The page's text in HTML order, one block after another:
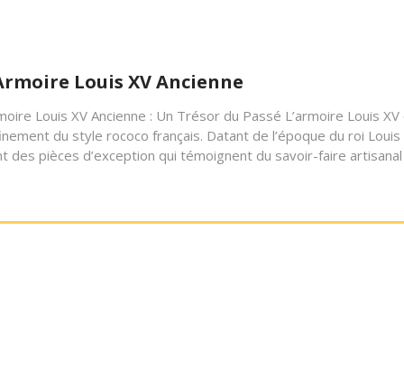
Louis XV Ancienne
Louis XV Ancienne : Un Trésor du Passé L’armoire Louis
du style rococo français. Datant de l’époque du roi Louis
des pièces d’exception qui témoignent du savoir-faire